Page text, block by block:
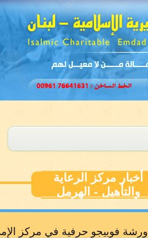
أخبار مركز الرعاية
والتأهيل - الهرمل
ورشة فوبيجو حرفية في مركز